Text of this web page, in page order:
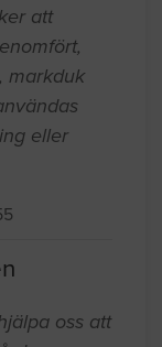
att
markduk
eller
oss att